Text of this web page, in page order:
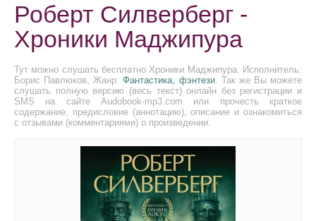
Роберт Силверберг -
Хроники Маджипура
Тут можно слушать бесплатно Хроники Маджипура. Исполнитель:
Борис Павлюков, Жанр:Фантастика, фэнтези. Так же Вы можете
слушать полную версию (весь текст) онлайн без регистрации и
SMS на сайте Audobook-mp3.com или прочесть краткое
содержание, предисловие (аннотацию), описание и ознакомиться
с отзывами (комментариями) о произведении.